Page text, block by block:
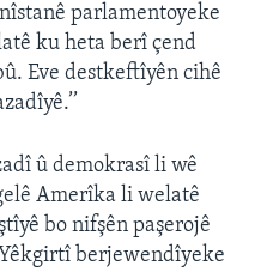
parlamentoyeke
ku heta berî çend
Eve destkeftîyên cihê
û demokrasî li wê
Amerîka li welatê
bo nifşên paşerojê
berjewendîyeke